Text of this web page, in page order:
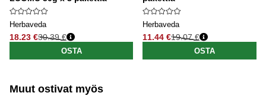
Herbaveda
18.23 €
Normaali hinta
30.39 €
OSTA
Herbaveda
11.44 €
Normaali hinta
19.07 €
OSTA
Muut ostivat myös